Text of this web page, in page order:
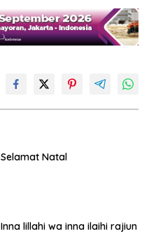
Selamat Natal
Inna lillahi wa inna ilaihi rajiun